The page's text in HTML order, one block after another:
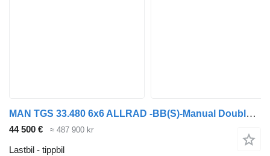
MAN TGS 33.480 6x6 ALLRAD -BB(S)-Manual Double usage (Benne - SZM)
44 500 € ≈ 487 900 kr
Lastbil - tippbil